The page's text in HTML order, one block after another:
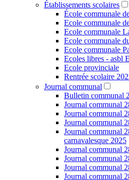
Établissements scolaires
École communale
Ecole communale
Ecole communale
Ecole communale
Ecole communale
Ecoles libres - asbl
Ecole provinciale
Rentrée scolaire
Journal communal
Bulletin communal
Journal communal
Journal communal
Journal communal
Journal communal
carnavalesque 2025
Journal communal
Journal communal
Journal communal
Journal communal